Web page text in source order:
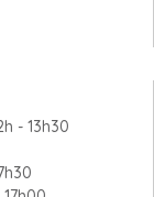
- 13h30